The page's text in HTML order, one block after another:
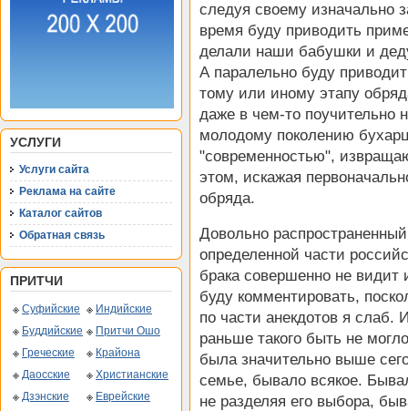
УСЛУГИ
Услуги сайта
Реклама на сайте
Каталог сайтов
Обратная связь
ПРИТЧИ
Суфийские
Индийские
Буддийские
Притчи Ошо
Греческие
Крайона
Даосские
Христианские
Дзэнские
Еврейские
следуя своему изначально
время буду приводить
делали наши бабушки и
А паралельно буду
тому или иному этапу
даже в чем-то поучительно
молодому поколению
"современностью",
этом, искажая
обряда.
Довольно
определенной части
брака совершенно не видит
буду комментировать,
по части анекдотов я слаб.
раньше такого быть не
была значительно выше
семье, бывало всякое.
не разделяя его выбора,